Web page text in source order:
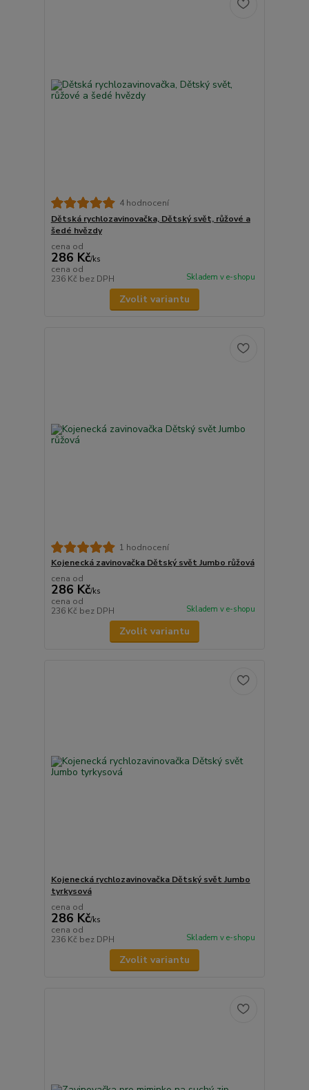
4 hodnocení
Dětská rychlozavinovačka, Dětský svět, růžové a
šedé hvězdy
cena od
286 Kč/ks
cena od
236 Kč bez DPH Skladem v e-shopu
Zvolit variantu
1 hodnocení
Kojenecká zavinovačka Dětský svět Jumbo růžová
cena od
286 Kč/ks
cena od
236 Kč bez DPH Skladem v e-shopu
Zvolit variantu
Kojenecká rychlozavinovačka Dětský svět Jumbo
tyrkysová
cena od
286 Kč/ks
cena od
236 Kč bez DPH Skladem v e-shopu
Zvolit variantu